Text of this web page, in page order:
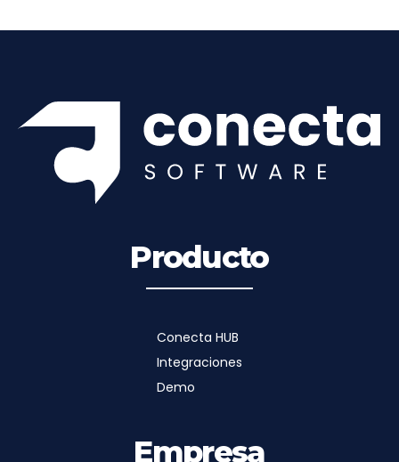
Producto
Conecta HUB
Integraciones
Demo
Empresa